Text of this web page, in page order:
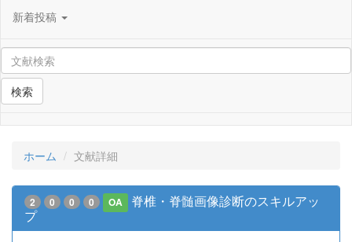
新着投稿
検索
ホーム 文献詳細
2 0 0 0 OA
脊椎・脊髄画像診断のスキルアッ
プ